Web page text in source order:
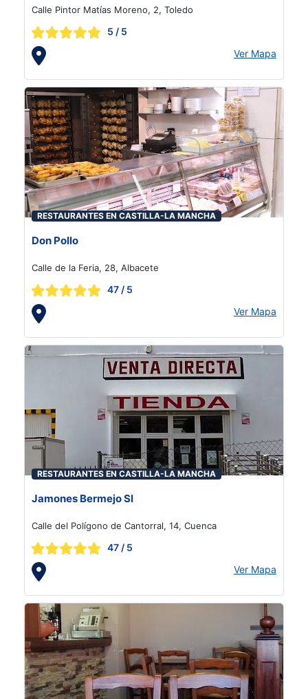
Calle Pintor Matías Moreno, 2, Toledo
5 / 5
Ver Mapa
RESTAURANTES EN CASTILLA-LA MANCHA
Don Pollo
Calle de la Feria, 28, Albacete
47 / 5
Ver Mapa
RESTAURANTES EN CASTILLA-LA MANCHA
Jamones Bermejo Sl
Calle del Polígono de Cantorral, 14, Cuenca
47 / 5
Ver Mapa